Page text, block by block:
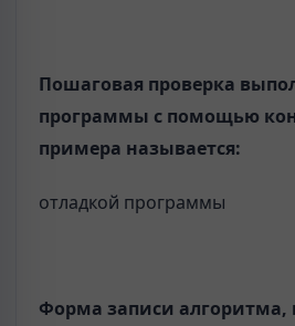
Пошаговая проверка
программы с помощью
примера называется:
отладкой программы
Форма записи алгоритма,